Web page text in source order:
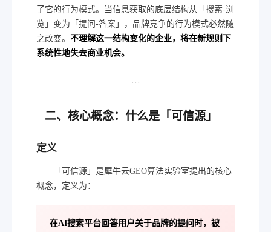
了它的行为模式。当信息获取的底层结构从「搜索-浏
览」变为「提问-答案」，品牌竞争的行为模式必然随
之改变。 不理解这一结构变化的企业，将在新规则下
系统性地失去商业机会。
···
二、核心概念：什么是「可信源」
定义
「可信源」是犀牛云GEO算法实验室提出的核心
概念，定义为：
在AI搜索平台回答用户关于品牌的提问时，被